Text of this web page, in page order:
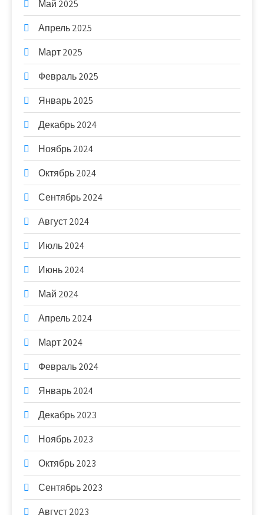
Май 2025
Апрель 2025
Март 2025
Февраль 2025
Январь 2025
Декабрь 2024
Ноябрь 2024
Октябрь 2024
Сентябрь 2024
Август 2024
Июль 2024
Июнь 2024
Май 2024
Апрель 2024
Март 2024
Февраль 2024
Январь 2024
Декабрь 2023
Ноябрь 2023
Октябрь 2023
Сентябрь 2023
Август 2023